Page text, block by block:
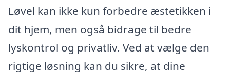
Løvel kan ikke kun forbedre æstetikken i
dit hjem, men også bidrage til bedre
lyskontrol og privatliv. Ved at vælge den
rigtige løsning kan du sikre, at dine